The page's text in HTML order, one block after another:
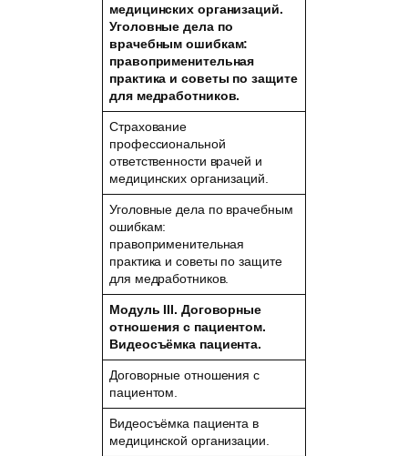
медицинских организаций.
Уголовные дела по
врачебным ошибкам:
правоприменительная
практика и советы по защите
для медработников.
Страхование
профессиональной
ответственности врачей и
медицинских организаций.
Уголовные дела по врачебным
ошибкам:
правоприменительная
практика и советы по защите
для медработников.
Модуль III. Договорные
отношения с пациентом.
Видеосъёмка пациента.
Договорные отношения с
пациентом.
Видеосъёмка пациента в
медицинской организации.